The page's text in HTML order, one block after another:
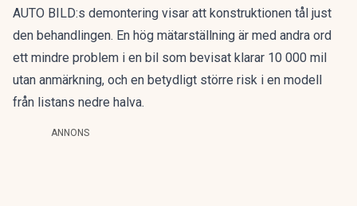
AUTO BILD:s demontering visar att konstruktionen tål just
den behandlingen. En hög mätarställning är med andra ord
ett mindre problem i en bil som bevisat klarar 10 000 mil
utan anmärkning, och en betydligt större risk i en modell
från listans nedre halva.
ANNONS